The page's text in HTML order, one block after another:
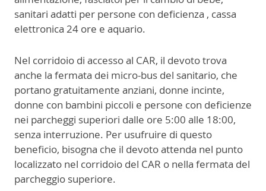
sanitari adatti per persone con deficienza , cassa
elettronica 24 ore e aquario.
Nel corridoio di accesso al CAR, il devoto trova
anche la fermata dei micro-bus del sanitario, che
portano gratuitamente anziani, donne incinte,
donne con bambini piccoli e persone con deficienze
nei parcheggi superiori dalle ore 5:00 alle 18:00,
senza interruzione. Per usufruire di questo
beneficio, bisogna che il devoto attenda nel punto
localizzato nel corridoio del CAR o nella fermata del
parcheggio superiore.